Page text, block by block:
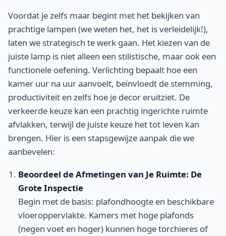
Voordat je zelfs maar begint met het bekijken van
prachtige lampen (we weten het, het is verleidelijk!),
laten we strategisch te werk gaan. Het kiezen van de
juiste lamp is niet alleen een stilistische, maar ook een
functionele oefening. Verlichting bepaalt hoe een
kamer uur na uur aanvoelt, beïnvloedt de stemming,
productiviteit en zelfs hoe je decor eruitziet. De
verkeerde keuze kan een prachtig ingerichte ruimte
afvlakken, terwijl de juiste keuze het tot leven kan
brengen. Hier is een stapsgewijze aanpak die we
aanbevelen:
Beoordeel de Afmetingen van Je Ruimte: De
Grote Inspectie
Begin met de basis: plafondhoogte en beschikbare
vloeroppervlakte. Kamers met hoge plafonds
(negen voet en hoger) kunnen hoge torchieres of